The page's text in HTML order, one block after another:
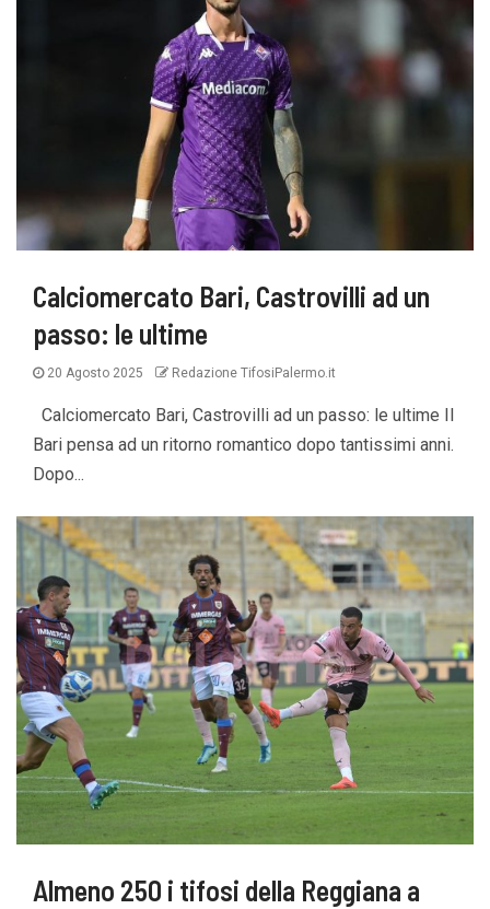
Calciomercato Bari, Castrovilli ad un
passo: le ultime
20 Agosto 2025 Redazione TifosiPalermo.it
Calciomercato Bari, Castrovilli ad un passo: le ultime Il
Bari pensa ad un ritorno romantico dopo tantissimi anni.
Dopo...
Almeno 250 i tifosi della Reggiana a